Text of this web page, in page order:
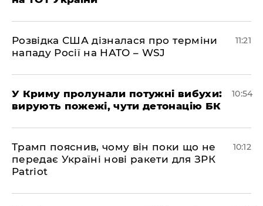
Розвідка США дізналася про терміни
нападу Росії на НАТО – WSJ
11:21
У Криму пролунали потужні вибухи:
вирують пожежі, чути детонацію БК
10:54
Трамп пояснив, чому він поки що не
передає Україні нові ракети для ЗРК
Patriot
10:12